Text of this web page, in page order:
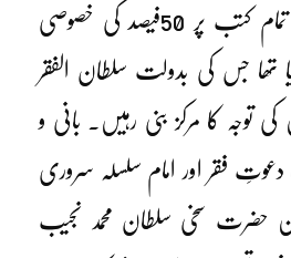
پبلیکیشنزکی جانب سے تمام کتب پر 50فیصد کی خصوصی
تھا جس کی بدولت سلطان الفقر
کی توجہ کا مرکز بنی رہیں۔ بانی و
فقر اور امام سلسلہ سروری
حضرت سخی سلطان محمد نجیب